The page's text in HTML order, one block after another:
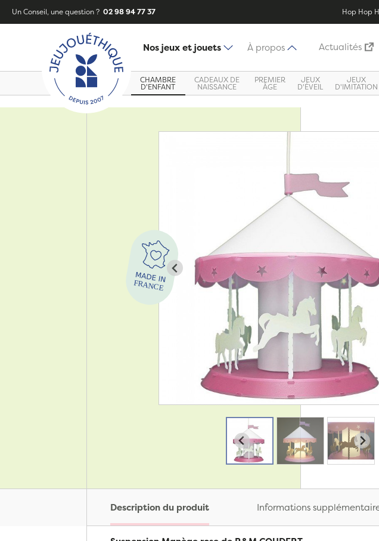
Un Conseil, une question ? 02 98 94 77 37 Hop Hop
Nos jeux et jouets À propos Actualités
CHAMBRE
D'ENFANT
CADEAUX DE
NAISSANCE
PREMIER
ÂGE
JEUX
D'ÉVEIL
JEUX
D'IMITATION
Description du produit Informations